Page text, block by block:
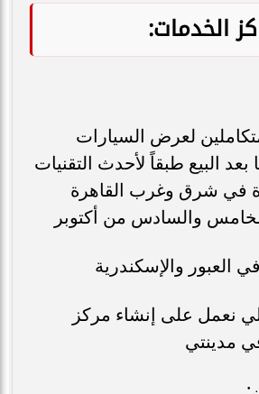
الخدمات:
لعرض السيارات
البيع طبقاً لأحدث التقنيات
في شرق وغرب القاهرة
والسادس من أكتوبر
العبور والإسكندرية
نعمل على إنشاء مركز
مدينتي